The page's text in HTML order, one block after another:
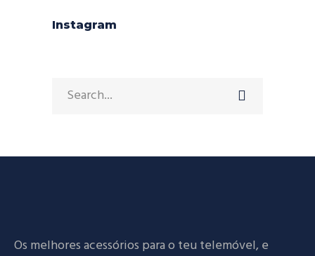
Instagram
Search
for:
Os melhores acessórios para o teu telemóvel, e